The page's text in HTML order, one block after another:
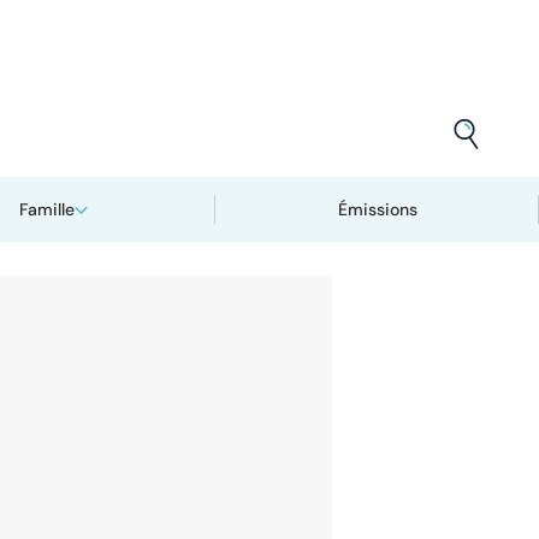
Famille Émissions